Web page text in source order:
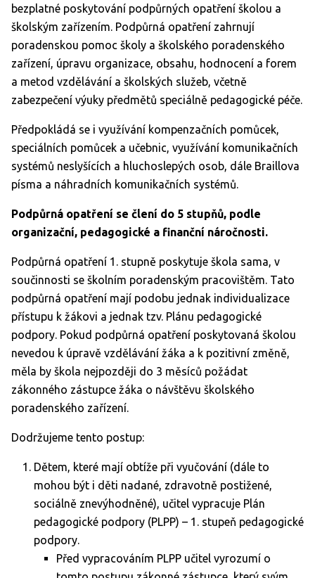
bezplatné poskytování podpůrných opatření školou a
školským zařízením. Podpůrná opatření zahrnují
poradenskou pomoc školy a školského poradenského
zařízení, úpravu organizace, obsahu, hodnocení a forem
a metod vzdělávání a školských služeb, včetně
zabezpečení výuky předmětů speciálně pedagogické péče.
Předpokládá se i využívání kompenzačních pomůcek,
speciálních pomůcek a učebnic, využívání komunikačních
systémů neslyšících a hluchoslepých osob, dále Braillova
písma a náhradních komunikačních systémů.
Podpůrná opatření se člení do 5 stupňů, podle
organizační, pedagogické a finanční náročnosti.
Podpůrná opatření 1. stupně poskytuje škola sama, v
součinnosti se školním poradenským pracovištěm. Tato
podpůrná opatření mají podobu jednak individualizace
přístupu k žákovi a jednak tzv. Plánu pedagogické
podpory. Pokud podpůrná opatření poskytovaná školou
nevedou k úpravě vzdělávání žáka a k pozitivní změně,
měla by škola nejpozději do 3 měsíců požádat
zákonného zástupce žáka o návštěvu školského
poradenského zařízení.
Dodržujeme tento postup:
Dětem, které mají obtíže při vyučování (dále to
mohou být i děti nadané, zdravotně postižené,
sociálně znevýhodněné), učitel vypracuje Plán
pedagogické podpory (PLPP) – 1. stupeň pedagogické
podpory.
Před vypracováním PLPP učitel vyrozumí o